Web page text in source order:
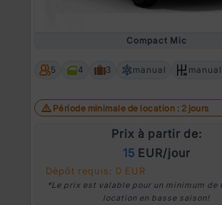
Compact Mic
5 4 3 manual manual
Période minimale de location : 2 jours
Prix à partir de:
15 EUR/jour
Dépôt requis: 0 EUR
*Le prix est valable pour un minimum de
location en basse saison!